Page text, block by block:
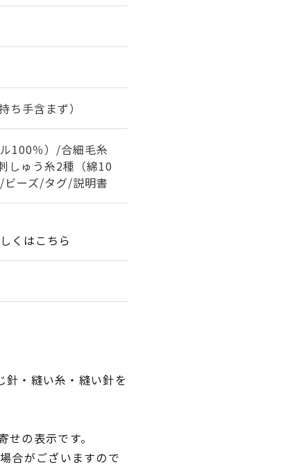
手含まず）
100％）/合細毛糸
しゅう糸2種（綿10
ーズ/タグ/説明書
くはこちら
・縫い糸・縫い針を
の表示です。
合がございますので